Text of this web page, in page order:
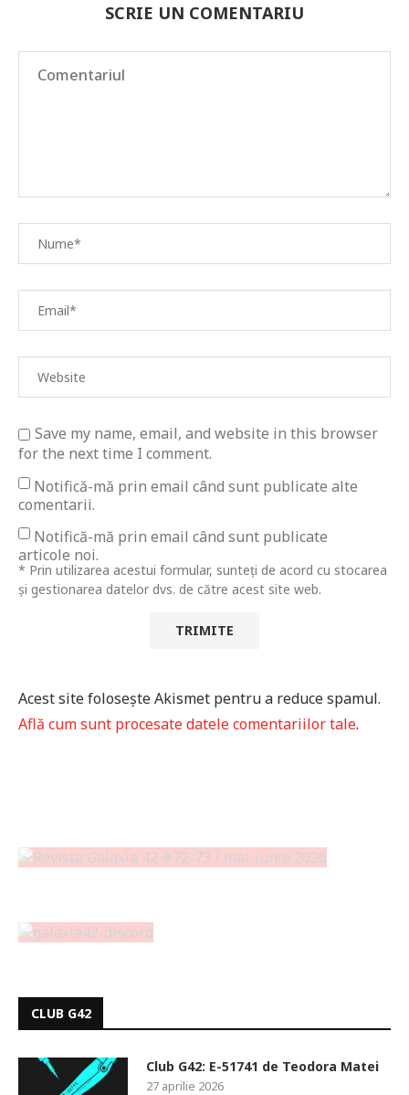
SCRIE UN COMENTARIU
Save my name, email, and website in this browser
for the next time I comment.
Notifică-mă prin email când sunt publicate alte
comentarii.
Notifică-mă prin email când sunt publicate
articole noi.
* Prin utilizarea acestui formular, sunteți de acord cu stocarea
și gestionarea datelor dvs. de către acest site web.
Acest site folosește Akismet pentru a reduce spamul.
Află cum sunt procesate datele comentariilor tale.
CLUB G42
Club G42: E-51741 de Teodora Matei
27 aprilie 2026